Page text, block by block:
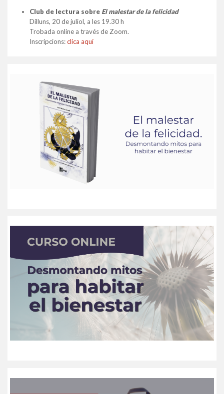
Club de lectura sobre El malestar de la felicidad
Dilluns, 20 de juliol, a les 19.30 h
Trobada online a través de Zoom.
Inscripcions:clica aquí